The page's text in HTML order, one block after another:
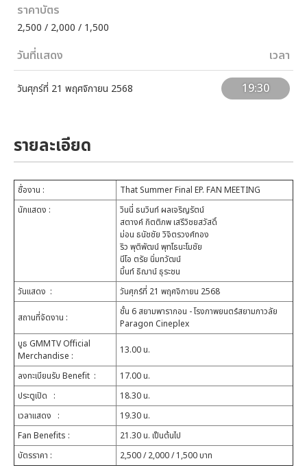
ราคาบัตร
2,500 / 2,000 / 1,500
วันที่แสดง เวลา
วันศุกร์ที่ 21 พฤศจิกายน 2568 19:30
รายละเอียด
ชื่องาน :
That Summer Final EP. FAN MEETING
นักแสดง :
วินนี่ ธนวินท์ ผลเจริญรัตน์
สตางค์ กิตติภพ เสรีวิชยสวัสดิ์
ม่อน ธนัชชัย วิจิตรวงศ์ทอง
ริว พุติพัฒน์ พุทโธนะโมชัย
นีโอ ตรัย นิ่มทวัฒน์
มิ้นท์ ธิฌาน์ ธุระชน
วันแสดง : วันศุกร์ที่ 21 พฤศจิกายน 2568
สถานที่จัดงาน :
ชั้น 6 สยามพารากอน - โรงภาพยนตร์สยามภาวลัย
Paragon Cineplex
บูธ GMMTV Official
Merchandise : 13.00 น.
ลงทะเบียนรับ Benefit :
17.00 น.
ประตูเปิด
:
18.30 น.
เวลาแสดง
:
19.30 น.
Fan Benefits :
21.30 น. เป็นต้นไป
บัตรราคา : 2,500 / 2,000 / 1,500 บาท